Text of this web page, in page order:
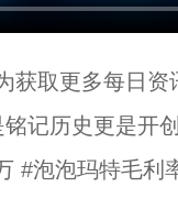
取更多每日资
记历史更是开
#泡泡玛特毛利